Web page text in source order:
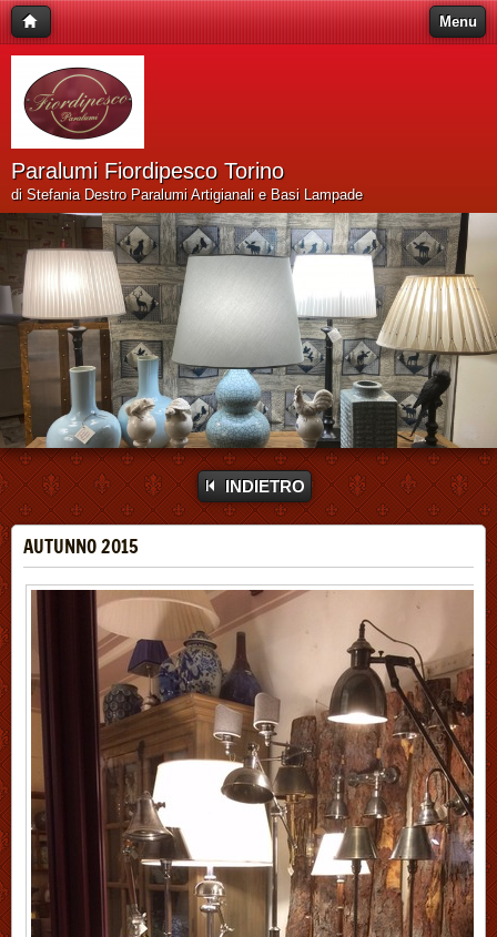
Menu
Paralumi Fiordipesco Torino
di Stefania Destro Paralumi Artigianali e Basi Lampade
INDIETRO
AUTUNNO 2015